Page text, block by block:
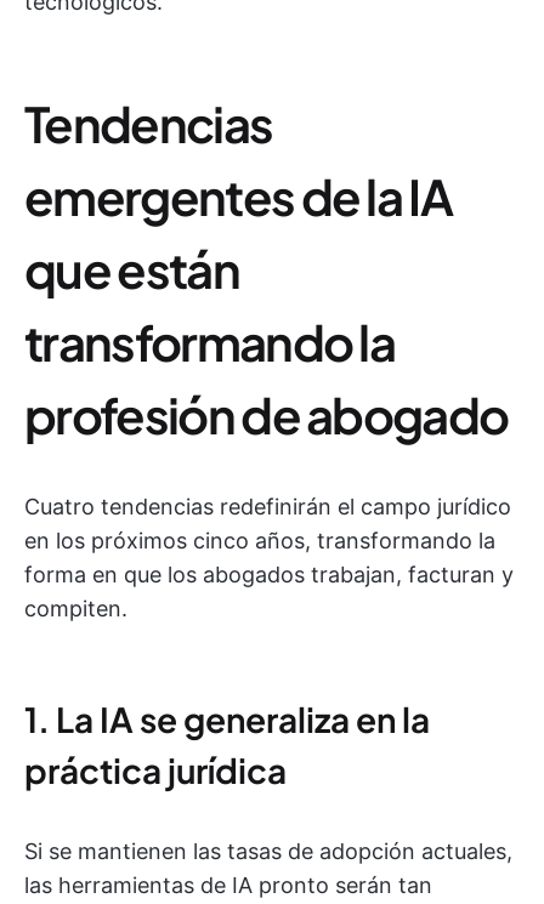
Tendencias
emergentes de la IA
que están
transformando la
profesión de abogado
Cuatro tendencias redefinirán el campo jurídico
en los próximos cinco años, transformando la
forma en que los abogados trabajan, facturan y
compiten.
1. La IA se generaliza en la
práctica jurídica
Si se mantienen las tasas de adopción actuales,
las herramientas de IA pronto serán tan